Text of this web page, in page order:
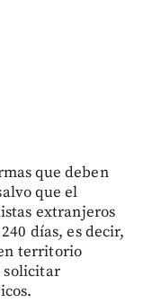
que deben
que el
extranjeros
días, es decir,
territorio
solicitar